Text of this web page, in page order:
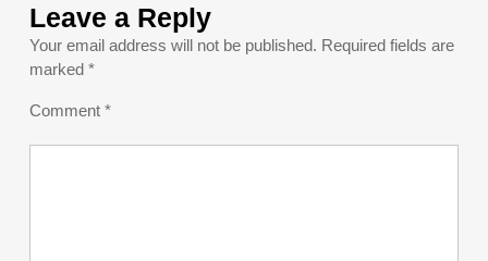
Leave a Reply
Your email address will not be published. Required fields are
marked *
Comment *